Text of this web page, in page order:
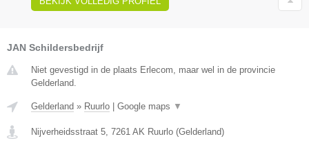
JAN Schildersbedrijf
Niet gevestigd in de plaats Erlecom, maar wel in de provincie
Gelderland.
Gelderland » Ruurlo Google maps ▼
Nijverheidsstraat 5 7261 AK Ruurlo (Gelderland)